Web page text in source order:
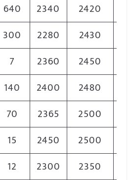
640 2340 2420
300 2280 2430
7 2360 2450
140 2400 2480
70 2365 2500
15 2450 2500
12 2300 2350